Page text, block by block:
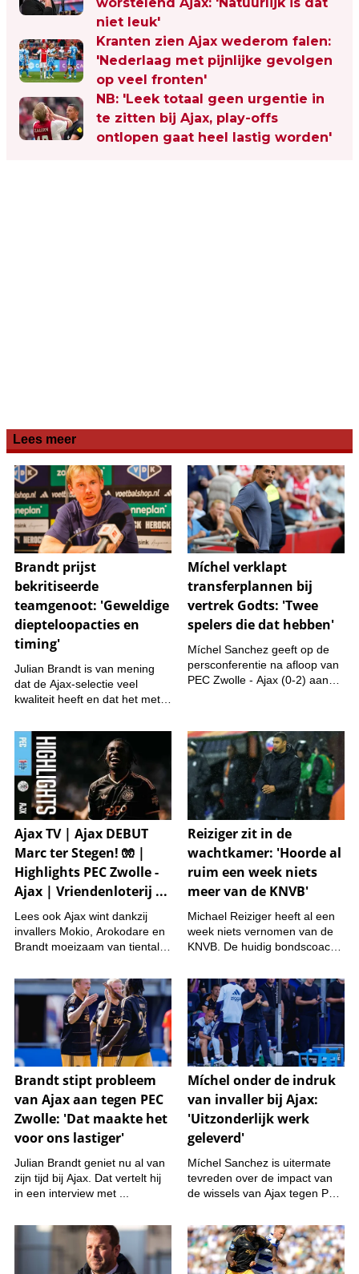
niet leuk'
Kranten zien Ajax wederom falen:
'Nederlaag met pijnlijke gevolgen
op veel fronten'
NB: 'Leek totaal geen urgentie in
te zitten bij Ajax, play-offs
ontlopen gaat heel lastig worden'